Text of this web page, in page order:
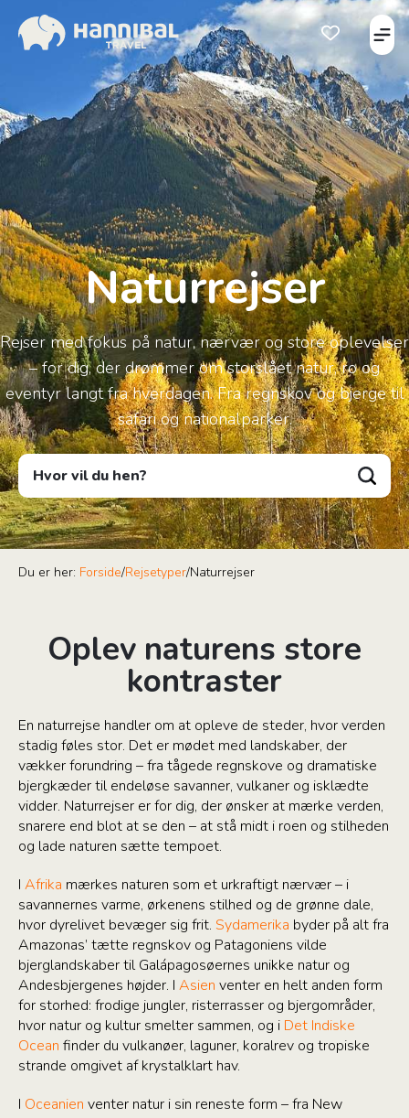
Åben
Naturrejser
Rejser med fokus på natur, nærvær og store oplevelser
– for dig, der drømmer om storslået natur, ro og
eventyr langt fra hverdagen. Fra regnskov og bjerge til
safari og nationalparker.
Hvor vil du hen?
Du er her: Forside/Rejsetyper/Naturrejser
Oplev naturens store
kontraster
En naturrejse handler om at opleve de steder, hvor verden
stadig føles stor. Det er mødet med landskaber, der
vækker forundring – fra tågede regnskove og dramatiske
bjergkæder til endeløse savanner, vulkaner og isklædte
vidder. Naturrejser er for dig, der ønsker at mærke verden,
snarere end blot at se den – at stå midt i roen og stilheden
og lade naturen sætte tempoet.
I Afrika mærkes naturen som et urkraftigt nærvær – i
savannernes varme, ørkenens stilhed og de grønne dale,
hvor dyrelivet bevæger sig frit. Sydamerika byder på alt fra
Amazonas’ tætte regnskov og Patagoniens vilde
bjerglandskaber til Galápagosøernes unikke natur og
Andesbjergenes højder. I Asien venter en helt anden form
for storhed: frodige jungler, risterrasser og bjergområder,
hvor natur og kultur smelter sammen, og i Det Indiske
Ocean finder du vulkanøer, laguner, koralrev og tropiske
strande omgivet af krystalklart hav.
I Oceanien venter natur i sin reneste form – fra New